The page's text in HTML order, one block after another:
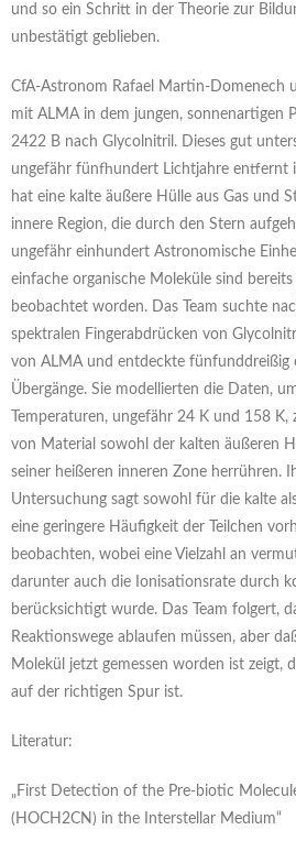
und so ein Schritt in der Theorie zur
unbestätigt geblieben.
CfA-Astronom Rafael Martin-Domenech
mit ALMA in dem jungen, sonnenartigen
2422 B nach Glycolnitril. Dieses gut
ungefähr fünfhundert Lichtjahre entfernt
hat eine kalte äußere Hülle aus Gas und
innere Region, die durch den Stern
ungefähr einhundert Astronomische
einfache organische Moleküle sind
beobachtet worden. Das Team suchte
spektralen Fingerabdrücken von
von ALMA und entdeckte fünfunddreißig
Übergänge. Sie modellierten die Daten,
Temperaturen, ungefähr 24 K und 158 K,
von Material sowohl der kalten äußeren
seiner heißeren inneren Zone herrühren.
Untersuchung sagt sowohl für die kalte
eine geringere Häufigkeit der Teilchen
beobachten, wobei eine Vielzahl an
darunter auch die Ionisationsrate durch
berücksichtigt wurde. Das Team folgert,
Reaktionswege ablaufen müssen, aber
Molekül jetzt gemessen worden ist zeigt,
auf der richtigen Spur ist.
Literatur:
„First Detection of the Pre-biotic
(HOCH2CN) in the Interstellar Medium“